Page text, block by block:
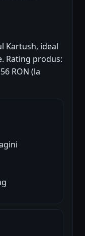
Kartush, ideal
Rating produs:
RON (la